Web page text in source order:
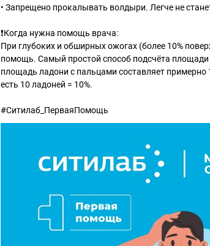
• Запрещено прокалывать волдыри. Легче не
❗Когда нужна помощь врача:
При глубоких и обширных ожогах (более 10%
помощь. Cамый простой способ подсчёта площади
площадь ладони с пальцами составляет примерно
есть 10 ладоней = 10%.
#Ситилаб_ПерваяПомощь